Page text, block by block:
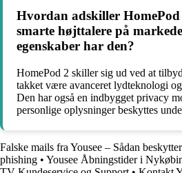
Hvordan adskiller
smarte højttalere på
egenskaber har den?
HomePod 2 skiller sig ud ved at
takket være avanceret lydteknologi
Den har også en indbygget privacy
personlige oplysninger beskyttes
Falske mails fra Yousee – Sådan
phishing • Yousee Åbningstider i